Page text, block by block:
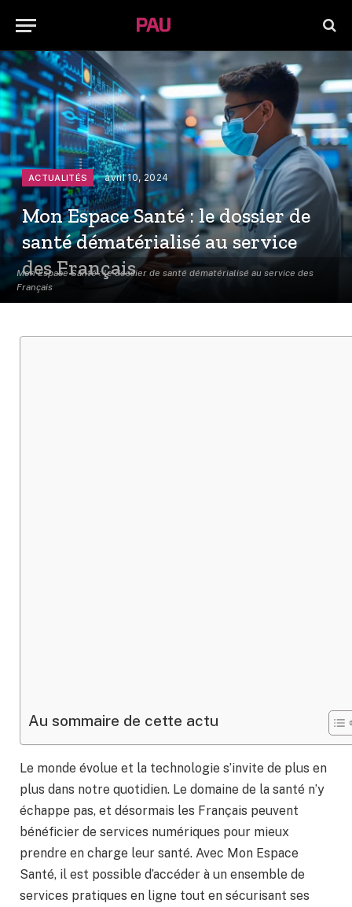
Mon Espace Santé : le dossier de santé dématérialisé au service des
Français
ACTUALITÉS avril 10, 2024
Mon Espace Santé : le dossier de
santé dématérialisé au service
des Français
Au sommaire de cette actu
Le monde évolue et la technologie s’invite de plus en
plus dans notre quotidien. Le domaine de la santé n’y
échappe pas, et désormais les Français peuvent
bénéficier de services numériques pour mieux
prendre en charge leur santé. Avec Mon Espace
Santé, il est possible d’accéder à un ensemble de
services pratiques en ligne tout en sécurisant ses